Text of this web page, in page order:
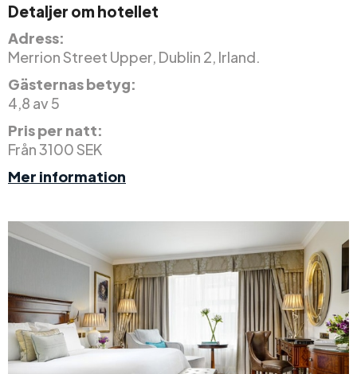
Detaljer om hotellet
Adress:
Merrion Street Upper, Dublin 2, Irland.
Gästernas betyg:
4,8 av 5
Pris per natt:
Från 3100 SEK
Mer information